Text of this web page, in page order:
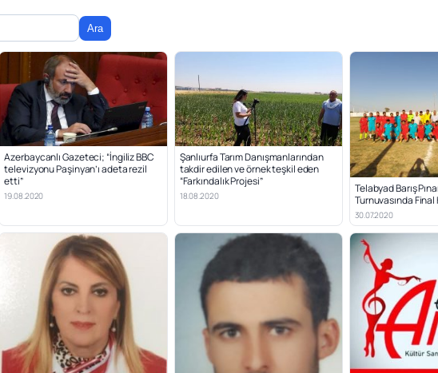
Ara
Azerbaycanlı Gazeteci; “İngiliz BBC
televizyonu Paşinyan’ı adeta rezil
etti”
19.08.2020
Şanlıurfa Tarım Danışmanlarından
takdir edilen ve örnek teşkil eden
“Farkındalık Projesi”
18.08.2020
Telabyad Barış
Turnuvasında Final
30.07.2020